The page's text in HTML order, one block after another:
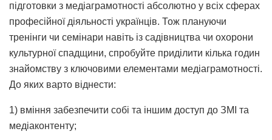
підготовки з медіаграмотності абсолютно у всіх сферах
професійної діяльності українців. Тож плануючи
тренінги чи семінари навіть із садівництва чи охорони
культурної спадщини, спробуйте приділити кілька годин
знайомству з ключовими елементами медіаграмотності.
До яких варто віднести:
1) вміння забезпечити собі та іншим доступ до ЗМІ та
медіаконтенту;